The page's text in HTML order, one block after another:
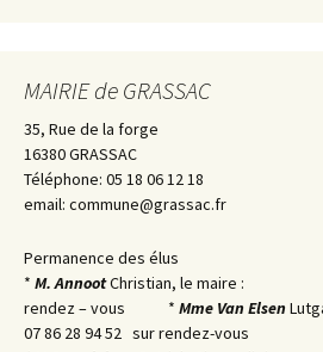
MAIRIE de GRASSAC
35, Rue de la forge
16380 GRASSAC
Téléphone: 05 18 06 12 18
email: commune@grassac.fr
Permanence des élus
* M. AnnootChristian, le maire :
rendez – vous * Mme Van Elsen
07 86 28 94 52 sur rendez-vous